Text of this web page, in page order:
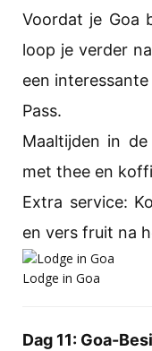
Voordat je Goa
loop je verder
een
Pass.
Maaltijden in
met thee en
Extra service:
en vers fruit na
Lodge in Goa
Dag 11: Goa-